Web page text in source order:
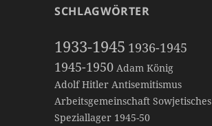
SCHLAGWÖRTER
1933-1945 1936-1945
1945-1950 Adam König
Adolf Hitler Antisemitismus
Arbeitsgemeinschaft Sowjetisches
Speziallager 1945-50